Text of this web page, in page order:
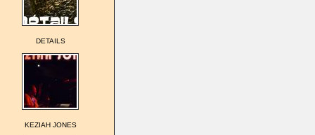
DETAILS
KEZIAH JONES